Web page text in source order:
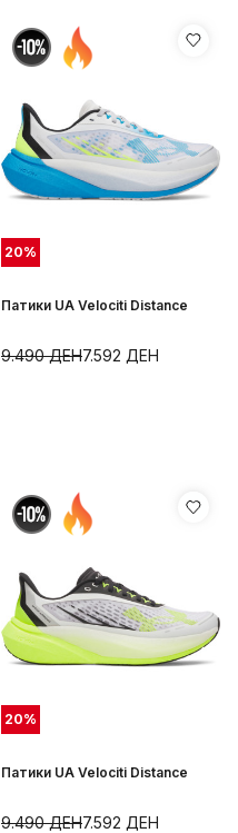
20%
Патики UA Velociti Distance
7.592 ДЕН
9.490ДЕН
20%
Патики UA Velociti Distance
7.592 ДЕН
9.490ДЕН